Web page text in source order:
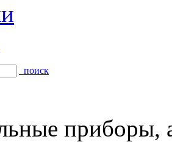
поиск
приборы,